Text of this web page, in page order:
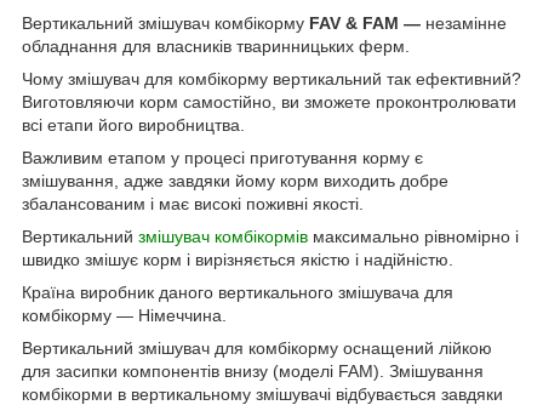
Вертикальний змішувач комбікорму FAV & FAM — незамінне
обладнання для власників тваринницьких ферм.
Чому змішувач для комбікорму вертикальний так ефективний?
Виготовляючи корм самостійно, ви зможете проконтролювати
всі етапи його виробництва.
Важливим етапом у процесі приготування корму є
змішування, адже завдяки йому корм виходить добре
збалансованим і має високі поживні якості.
Вертикальний змішувач комбікормів максимально рівномірно і
швидко змішує корм і вирізняється якістю і надійністю.
Країна виробник даного вертикального змішувача для
комбікорму — Німеччина.
Вертикальний змішувач для комбікорму оснащений лійкою
для засипки компонентів внизу (моделі FAM). Змішування
комбікорми в вертикальному змішувачі відбувається завдяки